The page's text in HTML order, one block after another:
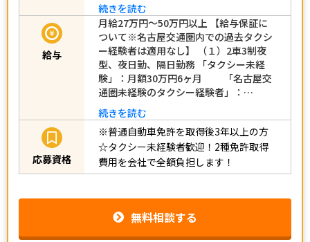
続きを読む
給与
月給27万円～50万円以上 【給与保証に
ついて※名古屋交通圏内での過去タクシ
ー経験者は適用なし】 （１）2車3制夜
型、夜日勤、隔日勤務 「タクシー未経
験」：月額30万円6ヶ月 「名古屋交
通圏未経験のタクシー経験者」：…
続きを読む
応募資格
※普通自動車免許を取得後3年以上の方
☆タクシー未経験者歓迎！2種免許取得
費用を会社で全額負担します！
無料相談する